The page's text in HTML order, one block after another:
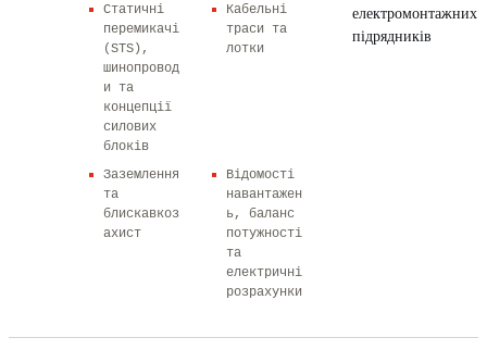
Статичні
перемикачі
(STS),
шинопровод
и та
концепції
силових
блоків
Кабельні
траси та
лотки
Заземлення
та
блискавкоз
ахист
Відомості
навантажен
ь, баланс
потужності
та
електричні
розрахунки
електромонтажних
підрядників